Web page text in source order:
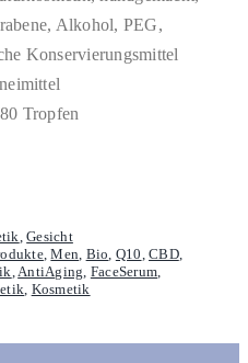
Alkohol, PEG,
Konservierungsmittel
Tropfen
,Gesicht
,Men, Bio, Q10,CBD,
,AntiAging, FaceSerum,
, Kosmetik